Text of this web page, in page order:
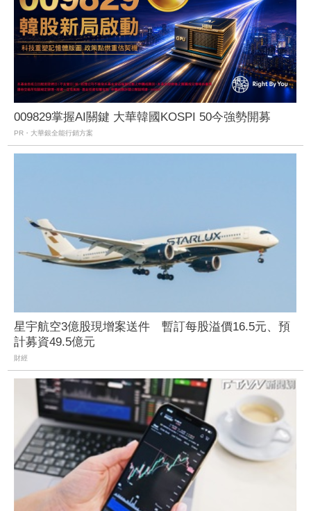
009829掌握AI關鍵 大華韓國KOSPI 50今強勢開募
PR・大華銀全能行銷方案
星宇航空3億股現增案送件 暫訂每股溢價16.5元、預
計募資49.5億元
財經